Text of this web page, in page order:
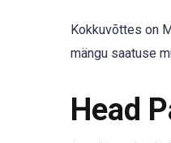
Kokkuvõttes on
mängu saatuse
Head